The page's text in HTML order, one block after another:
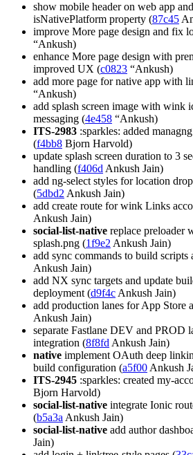
show mobile header on web app
isNativePlatform property (87c45
improve More page design and fix
“Ankush)
enhance More page design with
improved UX (c0823 “Ankush)
add more page for native app with
“Ankush)
add splash screen image with wink
messaging (4e458 “Ankush)
ITS-2983 :sparkles: added
(f4bb8 Bjorn Harvold)
update splash screen duration to 3
handling (f406d Ankush Jain)
add ng-select styles for location
(5dbd2 Ankush Jain)
add create route for wink Links
Ankush Jain)
social-list-native replace preloader
splash.png (1f9e2 Ankush Jain)
add sync commands to build scripts
Ankush Jain)
add NX sync targets and update
deployment (d9f4c Ankush Jain)
add production lanes for App Store
Ankush Jain)
separate Fastlane DEV and PROD
integration (8f8fd Ankush Jain)
native implement OAuth deep
build configuration (a5f00 Ankush
ITS-2945 :sparkles: created my-
Bjorn Harvold)
social-list-native integrate Ionic
(b5a3a Ankush Jain)
social-list-native add author
Jain)